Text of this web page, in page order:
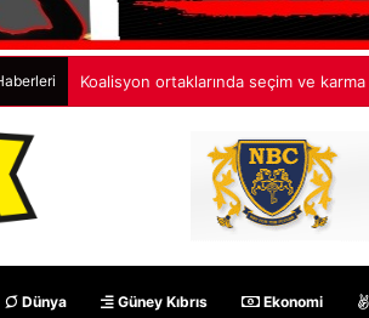
Mehmet Aktunç’tan ekip paylaşımı:
Dünya Güney Kıbrıs Ekonomi